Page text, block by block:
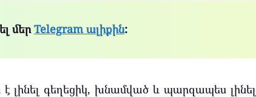
մերTelegram ալիքին:
է լինել գեղեցիկ, խնամված և պարզապես լինել